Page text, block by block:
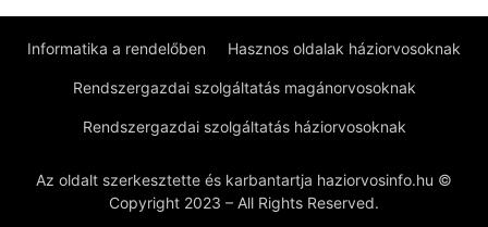
Informatika a rendelőben Hasznos oldalak háziorvosoknak
Rendszergazdai szolgáltatás magánorvosoknak
Rendszergazdai szolgáltatás háziorvosoknak
Az oldalt szerkesztette és karbantartja haziorvosinfo.hu ©
Copyright 2023 – All Rights Reserved.